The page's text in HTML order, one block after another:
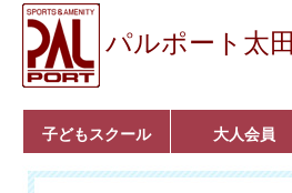
パルポート太田
子どもスクール
ベビーコース
幼児コース
小学生コース
育成コース
選手コース
キッズパーク(体操教
室)
クラシックバレエ
ボルダリング
■入会案内
大人会員
いきいきコース
トライアスロン
フィットネス
■入会案内